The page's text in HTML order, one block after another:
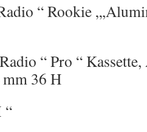
“ Rookie
“ Pro “
36 H
“